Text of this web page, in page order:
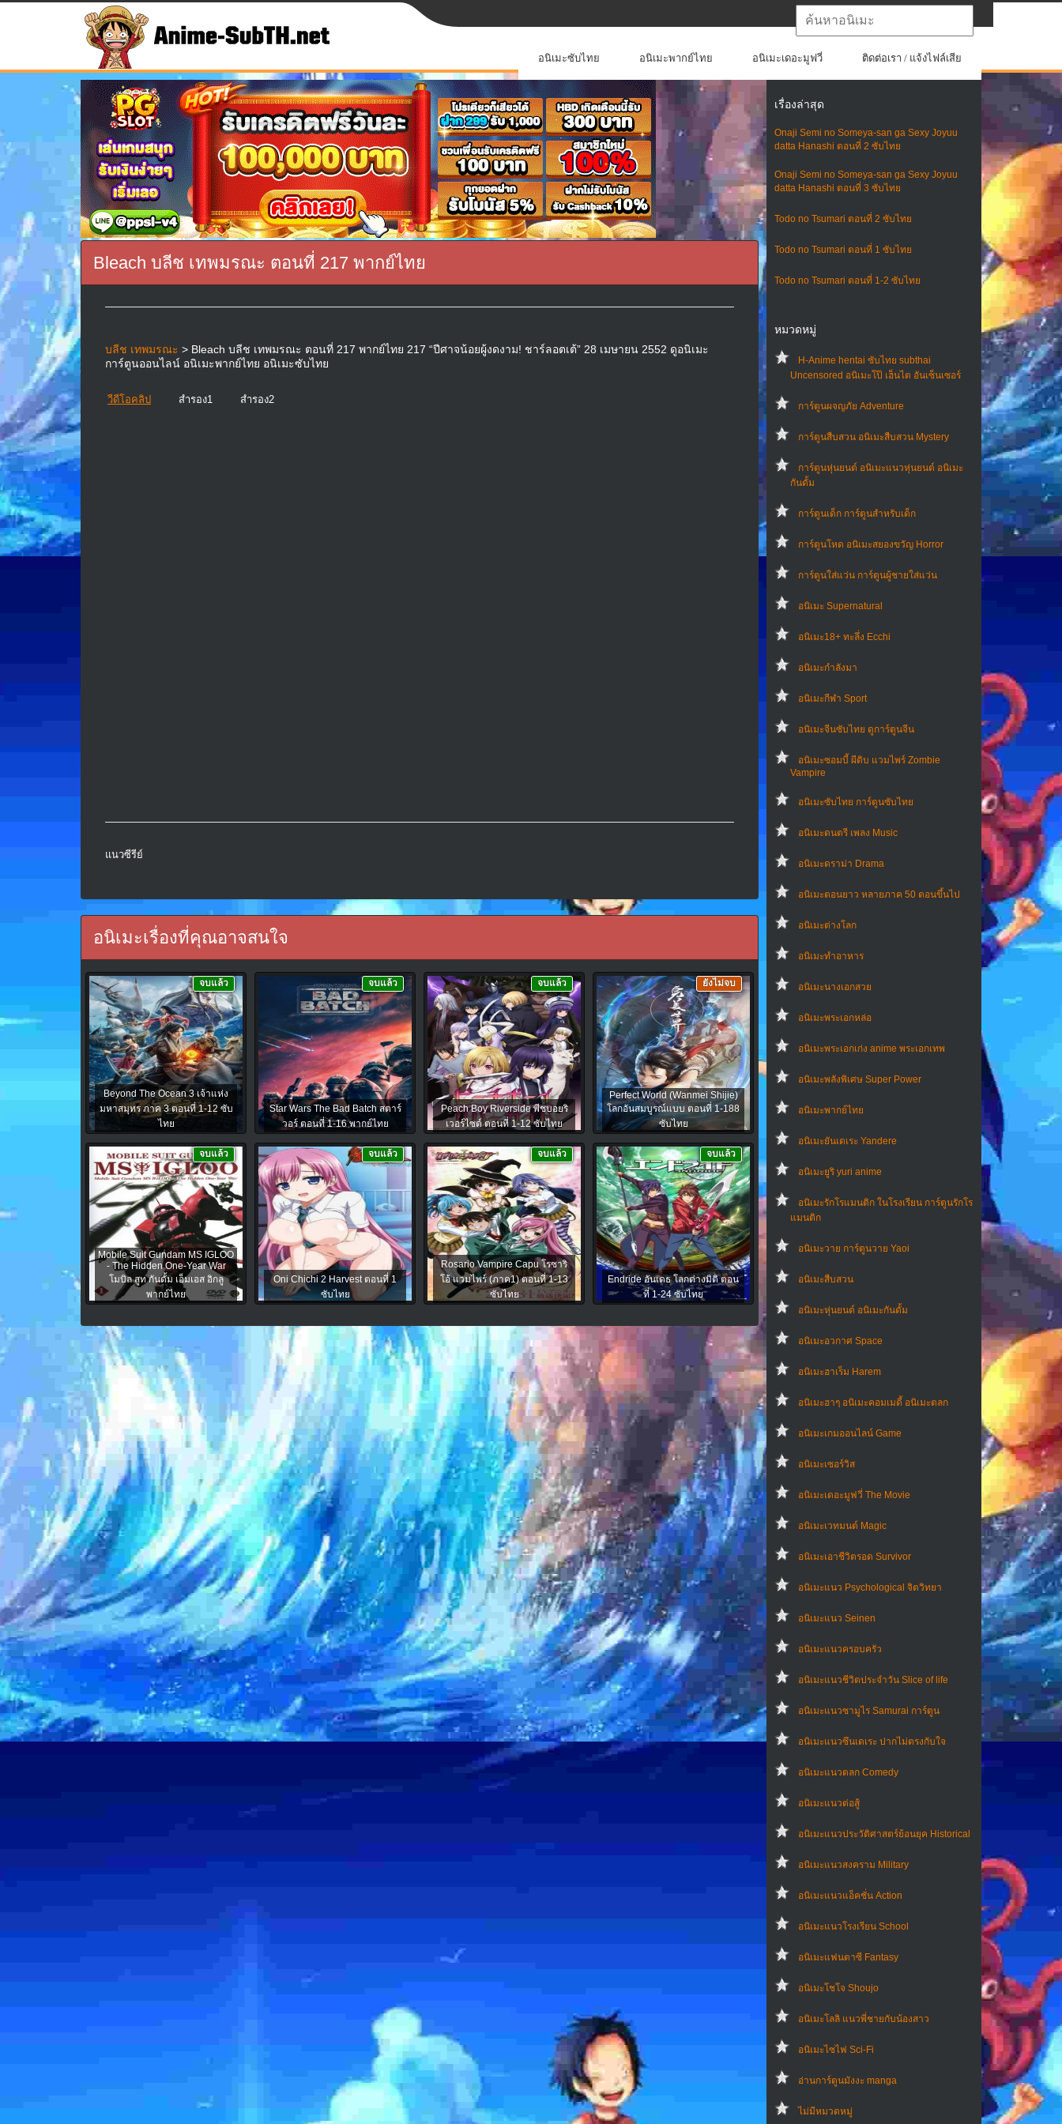
อนิเมะซับไทย อนิเมะพากย์ไทย อนิเมะเดอะมูฟวี่ ติดต่อเรา / แจ้งไฟล์เสีย
เรื่องล่าสุด
Onaji Semi no Someya-san ga Sexy Joyuu
datta Hanashi ตอนที่ 2 ซับไทย
Onaji Semi no Someya-san ga Sexy Joyuu
datta Hanashi ตอนที่ 3 ซับไทย
Todo no Tsumari ตอนที่ 2 ซับไทย
Todo no Tsumari ตอนที่ 1 ซับไทย
Todo no Tsumari ตอนที่ 1-2 ซับไทย
หมวดหมู่
H-Anime hentai ซับไทย subthai
Uncensored อนิเมะโป๊ เฮ็นไต อันเซ็นเซอร์
การ์ตูนผจญภัย Adventure
การ์ตูนสืบสวน อนิเมะสืบสวน Mystery
การ์ตูนหุ่นยนต์ อนิเมะแนวหุ่นยนต์ อนิเมะ
กันดั้ม
การ์ตูนเด็ก การ์ตูนสำหรับเด็ก
การ์ตูนโหด อนิเมะสยองขวัญ Horror
การ์ตูนใส่แว่น การ์ตูนผู้ชายใส่แว่น
อนิเมะ Supernatural
อนิเมะ18+ ทะลึ่ง Ecchi
อนิเมะกำลังมา
อนิเมะกีฬา Sport
อนิเมะจีนซับไทย ดูการ์ตูนจีน
อนิเมะซอมบี้ ผีดิบ แวมไพร์ Zombie
Vampire
อนิเมะซับไทย การ์ตูนซับไทย
อนิเมะดนตรี เพลง Music
อนิเมะดราม่า Drama
อนิเมะตอนยาว หลายภาค 50 ตอนขึ้นไป
อนิเมะต่างโลก
อนิเมะทําอาหาร
อนิเมะนางเอกสวย
อนิเมะพระเอกหล่อ
อนิเมะพระเอกเก่ง anime พระเอกเทพ
อนิเมะพลังพิเศษ Super Power
อนิเมะพากย์ไทย
อนิเมะยันเดเระ Yandere
อนิเมะยูริ yuri anime
อนิเมะรักโรแมนติก ในโรงเรียน การ์ตูนรักโร
แมนติก
อนิเมะวาย การ์ตูนวาย Yaoi
อนิเมะสืบสวน
อนิเมะหุ่นยนต์ อนิเมะกันดั้ม
อนิเมะอวกาศ Space
อนิเมะฮาเร็ม Harem
อนิเมะฮาๆ อนิเมะคอมเมดี้ อนิเมะตลก
อนิเมะเกมออนไลน์ Game
อนิเมะเซอร์วิส
อนิเมะเดอะมูฟวี่ The Movie
อนิเมะเวทมนต์ Magic
อนิเมะเอาชีวิตรอด Survivor
อนิเมะแนว Psychological จิตวิทยา
อนิเมะแนว Seinen
อนิเมะแนวครอบครัว
อนิเมะแนวชีวิตประจําวัน Slice of life
อนิเมะแนวซามูไร Samurai การ์ตูน
อนิเมะแนวซึนเดเระ ปากไม่ตรงกับใจ
อนิเมะแนวตลก Comedy
อนิเมะแนวต่อสู้
อนิเมะแนวประวัติศาสตร์ย้อนยุค Historical
อนิเมะแนวสงคราม Military
อนิเมะแนวแอ็คชั่น Action
อนิเมะแนวโรงเรียน School
อนิเมะแฟนตาซี Fantasy
อนิเมะโชโจ Shoujo
อนิเมะโลลิ แนวพี่ชายกับน้องสาว
อนิเมะไซไฟ Sci-Fi
อ่านการ์ตูนมังงะ manga
ไม่มีหมวดหมู่
Bleach บลีช เทพมรณะ ตอนที่ 217 พากย์ไทย
บลีช เทพมรณะ > Bleach บลีช เทพมรณะ ตอนที่ 217 พากย์ไทย 217 “ปีศาจน้อยผู้งดงาม! ชาร์ลอตเต้” 28 เมษายน 2552 ดูอนิเมะ
การ์ตูนออนไลน์ อนิเมะพากย์ไทย อนิเมะซับไทย
วีดีโอคลิป สำรอง1 สำรอง2
แนวซีรีย์
อนิเมะเรื่องที่คุณอาจสนใจ
Beyond The Ocean 3 เจ้าแห่ง
มหาสมุทร ภาค 3 ตอนที่ 1-12 ซับ
ไทย
จบแล้ว
Star Wars The Bad Batch สตาร์
วอร์ ตอนที่ 1-16 พากย์ไทย
จบแล้ว
Peach Boy Riverside พีชบอยริ
เวอร์ไซด์ ตอนที่ 1-12 ซับไทย
จบแล้ว
Perfect World (Wanmei Shijie)
โลกอันสมบูรณ์แบบ ตอนที่ 1-188
ซับไทย
ยังไม่จบ
Mobile Suit Gundam MS IGLOO
- The Hidden One-Year War
โมบิล สูท กันดั้ม เอ็มเอส อิกลู
พากย์ไทย
จบแล้ว
Oni Chichi 2 Harvest ตอนที่ 1
ซับไทย
จบแล้ว
Rosario Vampire Capu โรซาริ
โอ้ แวมไพร์ (ภาค1) ตอนที่ 1-13
ซับไทย
จบแล้ว
Endride อันเดธ โลกต่างมิติ ตอน
ที่ 1-24 ซับไทย
จบแล้ว